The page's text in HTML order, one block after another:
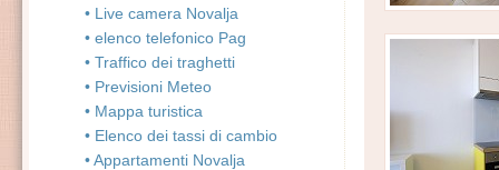
• Live camera Novalja
• elenco telefonico Pag
• Traffico dei traghetti
• Previsioni Meteo
• Mappa turistica
• Elenco dei tassi di cambio
• Appartamenti Novalja